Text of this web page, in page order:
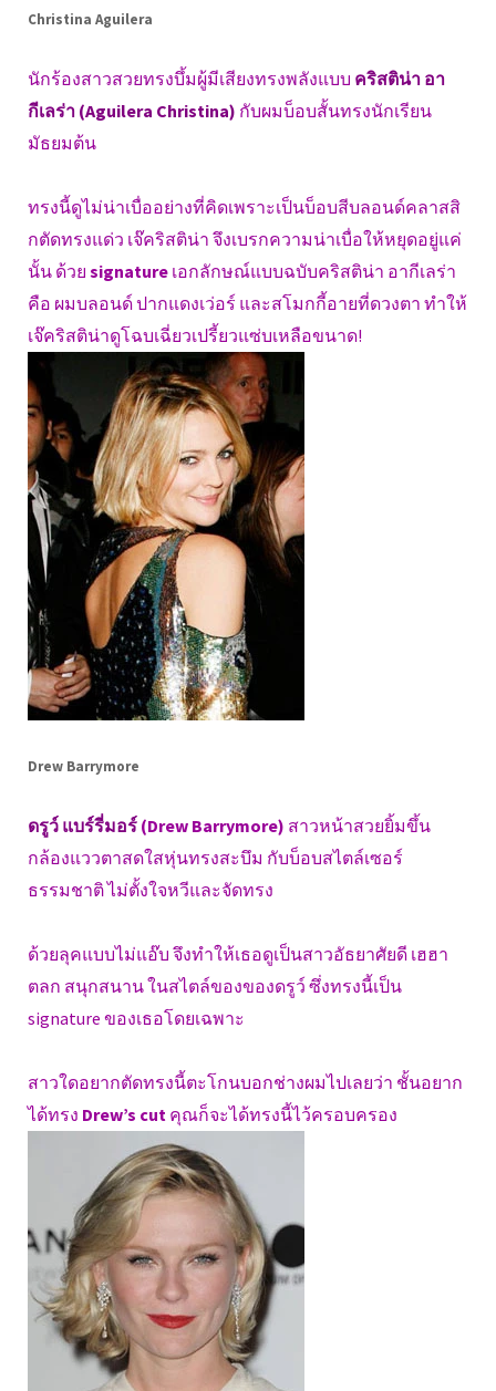
Christina Aguilera
นักร้องสาวสวยทรงบึ้มผู้มีเสียงทรงพลังแบบ คริสติน่า อา
กีเลร่า (Aguilera Christina) กับผมบ็อบสั้นทรงนักเรียน
มัธยมต้น
ทรงนี้ดูไม่น่าเบื่ออย่างที่คิดเพราะเป็นบ็อบสีบลอนด์คลาสสิ
กตัดทรงแด่ว เจ๊คริสติน่า จึงเบรกความน่าเบื่อให้หยุดอยู่แค่
นั้น ด้วย signature เอกลักษณ์แบบฉบับคริสติน่า อากีเลร่า
คือ ผมบลอนด์ ปากแดงเว่อร์ และสโมกกี้อายที่ดวงตา ทำให้
เจ๊คริสติน่าดูโฉบเฉี่ยวเปรี้ยวแซ่บเหลือขนาด!
Drew Barrymore
ดรูว์ แบร์รี่มอร์ (Drew Barrymore) สาวหน้าสวยยิ้มขึ้น
กล้องแววตาสดใสหุ่นทรงสะบึม กับบ็อบสไตล์เซอร์
ธรรมชาติ ไม่ตั้งใจหวีและจัดทรง
ด้วยลุคแบบไม่แอ๊บ จึงทำให้เธอดูเป็นสาวอัธยาศัยดี เฮฮา
ตลก สนุกสนาน ในสไตล์ของของดรูว์ ซึ่งทรงนี้เป็น
signature ของเธอโดยเฉพาะ
สาวใดอยากตัดทรงนี้ตะโกนบอกช่างผมไปเลยว่า ชั้นอยาก
ได้ทรง Drew’s cut คุณก็จะได้ทรงนี้ไว้ครอบครอง